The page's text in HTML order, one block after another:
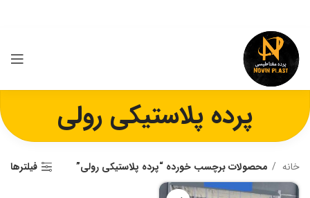
پرده پلاستیکی رولی
خانه محصولات برچسب خورده “پرده پلاستیکی رولی” فیلترها